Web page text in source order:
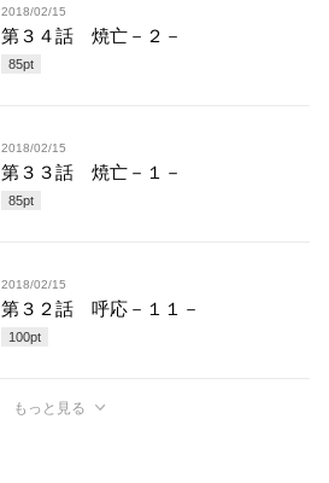
2018/02/15
第３４話 焼亡－２－
85pt
2018/02/15
第３３話 焼亡－１－
85pt
2018/02/15
第３２話 呼応－１１－
100pt
もっと見る